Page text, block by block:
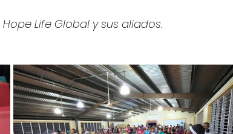
Life Global y sus aliados.